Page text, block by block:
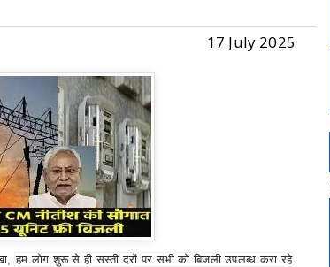
17 July 2025
, हम लोग शुरू से ही सस्ती दरों पर सभी को बिजली उपलब्ध करा रहे